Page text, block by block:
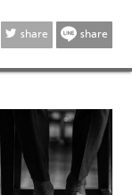
share share